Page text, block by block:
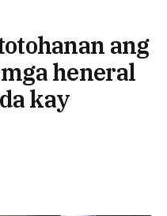
ang
heneral
kay